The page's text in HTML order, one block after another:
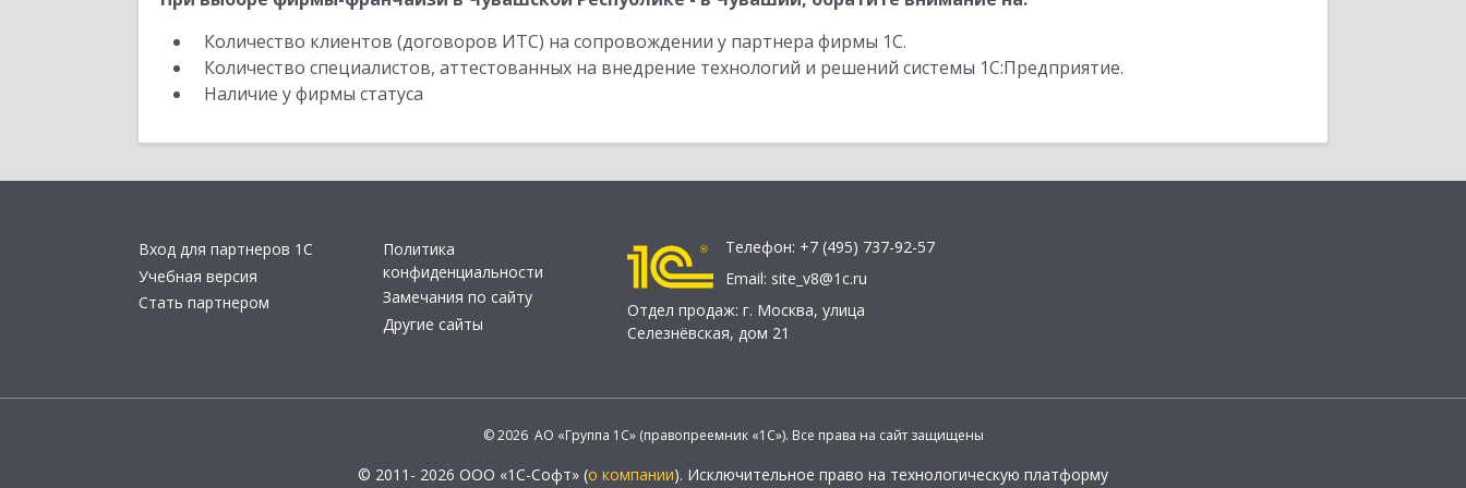
Количество клиентов (договоров ИТС) на сопровождении у партнера фирмы 1С.
Количество специалистов, аттестованных на внедрение технологий и решений системы 1С:Предприятие.
Наличие у фирмы статуса
Вход для партнеров 1С
Учебная версия
Стать партнером
Политика
конфиденциальности
Замечания по сайту
Другие сайты
Телефон: +7 (495) 737-92-57
Email: site_v8@1c.ru
Отдел продаж: г. Москва, улица
Селезнёвская, дом 21
© 2026 АО «Группа 1С» (правопреемник «1С»). Все права на сайт защищены
© 2011- 2026 ООО «1С-Софт» (о компании). Исключительное право на технологическую платформу